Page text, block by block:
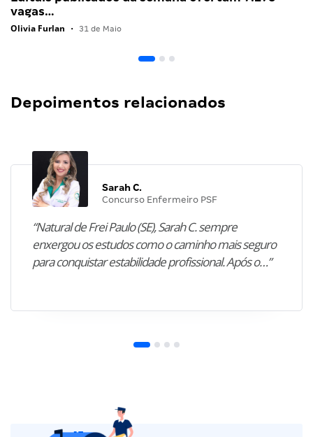
vagas…
Olivia Furlan • 31 de Maio
Depoimentos relacionados
Sarah C.
Concurso Enfermeiro PSF
“Natural de Frei Paulo (SE), Sarah C. sempre
enxergou os estudos como o caminho mais seguro
para conquistar estabilidade profissional. Após o…”